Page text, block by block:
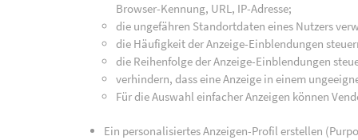
Browser-Kennung, URL, IP-Adresse;
die ungefähren Standortdaten eines Nutzers
die Häufigkeit der Anzeige-Einblendungen
die Reihenfolge der Anzeige-Einblendungen
verhindern, dass eine Anzeige in einem
Für die Auswahl einfacher Anzeigen können
Ein personalisiertes Anzeigen-Profil erstellen